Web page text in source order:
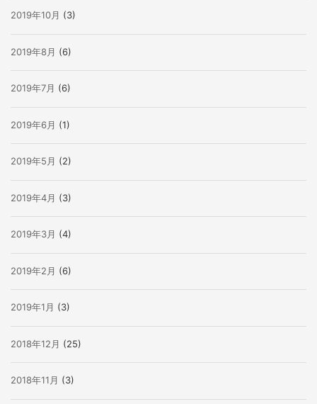
2019年10月 (3)
2019年8月 (6)
2019年7月 (6)
2019年6月 (1)
2019年5月 (2)
2019年4月 (3)
2019年3月 (4)
2019年2月 (6)
2019年1月 (3)
2018年12月 (25)
2018年11月 (3)